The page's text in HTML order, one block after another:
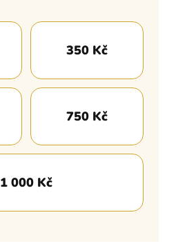
350 Kč
750 Kč
1 000 Kč